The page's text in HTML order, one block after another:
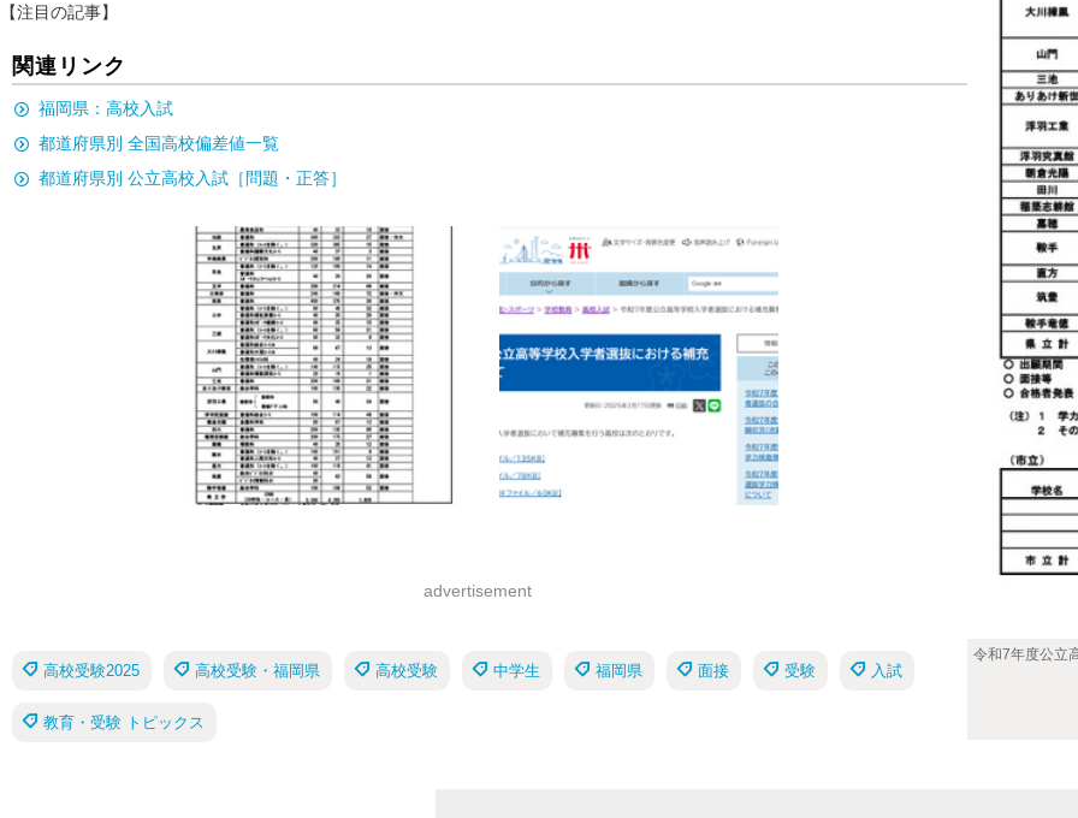
令和7年度公立
【注目の記事】
関連リンク
福岡県：高校入試
都道府県別 全国高校偏差値一覧
都道府県別 公立高校入試［問題・正答］
advertisement
高校受験2025 高校受験・福岡県 高校受験 中学生 福岡県 面接 受験 入試
教育・受験 トピックス